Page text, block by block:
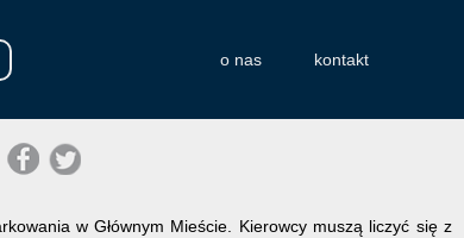
o nas kontakt
w Głównym Mieście. Kierowcy muszą liczyć się z